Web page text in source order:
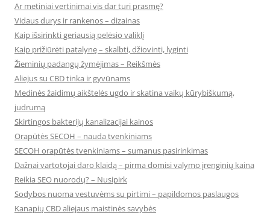
Ar metiniai vertinimai vis dar turi prasmę?
Vidaus durys ir rankenos – dizainas
Kaip išsirinkti geriausią pelėsio valiklį
Kaip prižiūrėti patalynę – skalbti, džiovinti, lyginti
Žieminių padangų žymėjimas – Reikšmės
Aliejus su CBD tinka ir gyvūnams
Medinės žaidimų aikštelės ugdo ir skatina vaikų kūrybiškumą,
judrumą
Skirtingos bakterijų kanalizacijai kainos
Orapūtės SECOH – nauda tvenkiniams
SECOH orapūtės tvenkiniams – sumanus pasirinkimas
Dažnai vartotojai daro klaidą – pirma domisi valymo įrenginių kaina
Reikia SEO nuorodų? – Nusipirk
Sodybos nuoma vestuvėms su pirtimi – papildomos paslaugos
Kanapių CBD aliejaus maistinės savybės